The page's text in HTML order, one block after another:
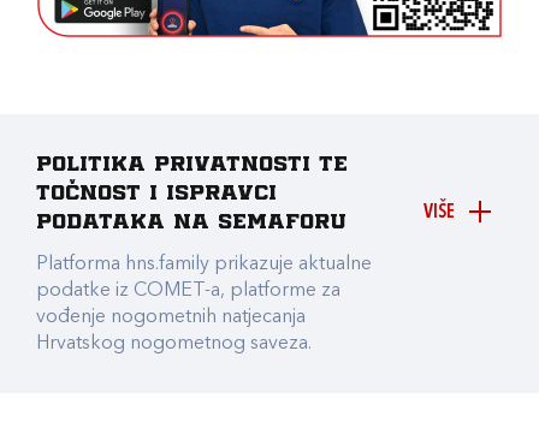
VIŠE
Politika privatnosti te
točnost i ispravci
podataka na Semaforu
Platforma hns.family prikazuje aktualne
podatke iz COMET-a, platforme za
vođenje nogometnih natjecanja
Hrvatskog nogometnog saveza.